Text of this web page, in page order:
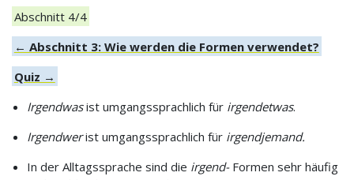
Abschnitt 4/4
← Abschnitt 3: Wie werden die Formen verwendet?
Quiz →
Irgendwasist umgangssprachlich für irgendetwas.
Irgendwerist umgangssprachlich für irgendjemand.
In der Alltagssprache sind die irgend-Formen sehr häufig